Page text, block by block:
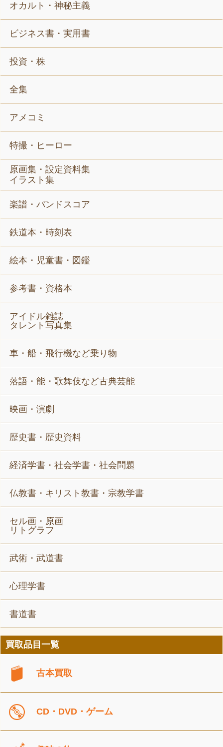
オカルト・神秘主義
ビジネス書・実用書
投資・株
全集
アメコミ
特撮・ヒーロー
原画集・設定資料集
イラスト集
楽譜・バンドスコア
鉄道本・時刻表
絵本・児童書・図鑑
参考書・資格本
アイドル雑誌
タレント写真集
車・船・飛行機など乗り物
落語・能・歌舞伎など古典芸能
映画・演劇
歴史書・歴史資料
経済学書・社会学書・社会問題
仏教書・キリスト教書・宗教学書
セル画・原画
リトグラフ
武術・武道書
心理学書
書道書
買取品目一覧
古本買取
CD・DVD・ゲーム